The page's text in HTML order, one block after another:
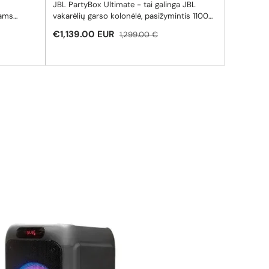
JBL PartyBox Ultimate - tai galinga JBL
vakarėlių garso kolonėlė, pasižymintis 1100
įspūdingu šviesų šou.
Pardavimo kaina
€1,139.00 EUR Reguliari kaina
1,299.00 €